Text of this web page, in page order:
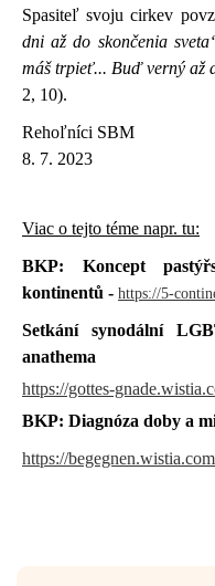
Spasiteľ svoju cirkev
dni až do skončenia
máš trpieť... Buď verný až
2, 10).
8. 7. 2023
Viac o tejto téme napr. tu:
BKP: Koncept
kontinentů - https://5-
Setkání synodální
anathema
https://gottes-
BKP: Diagnóza doby a
https://